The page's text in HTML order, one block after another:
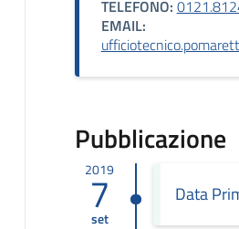
TELEFONO:
EMAIL:
Pubblicazione
2019
7
set
Data